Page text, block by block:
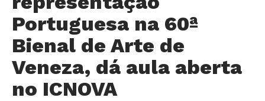
Portuguesa na 60ª
Bienal de Arte de
Veneza, dá aula aberta
no ICNOVA
e
g
o
r
y